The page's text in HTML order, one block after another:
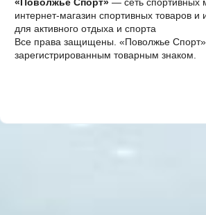
интернет-магазин спортивных товаров и
для активного отдыха и спорта
Все права защищены. «Поволжье Спорт»
зарегистрированным товарным знаком.